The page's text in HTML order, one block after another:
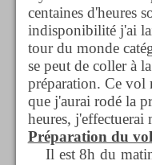
centaines d'heures
indisponibilité j'ai
tour du monde
se peut de coller à
préparation. Ce vol
que j'aurai rodé la
heures,
Préparation du vol
Il est 8h du matin